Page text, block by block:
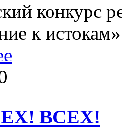
конкурс
к
ВСЕХ!